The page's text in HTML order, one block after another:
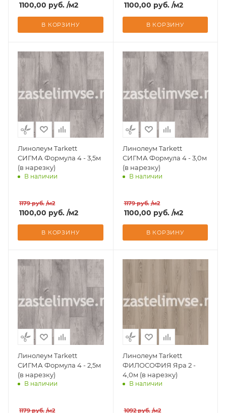
1100,00 руб. /м2
В КОРЗИНУ
1100,00 руб. /м2
В КОРЗИНУ
Линолеум Tarkett
СИГМА Формула 4 - 3,5м
(в нарезку)
В наличии
1179 руб. /м2
1100,00 руб. /м2
В КОРЗИНУ
Линолеум Tarkett
СИГМА Формула 4 - 3,0м
(в нарезку)
В наличии
1179 руб. /м2
1100,00 руб. /м2
В КОРЗИНУ
Линолеум Tarkett
СИГМА Формула 4 - 2,5м
(в нарезку)
В наличии
1179 руб. /м2
Линолеум Tarkett
ФИЛОСОФИЯ Яра 2 -
4,0м (в нарезку)
В наличии
1092 руб. /м2